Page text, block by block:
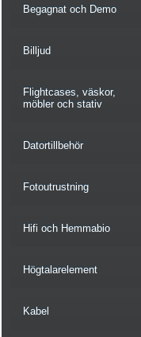
Begagnat och Demo
Billjud
Flightcases, väskor,
möbler och stativ
Datortillbehör
Fotoutrustning
Hifi och Hemmabio
Högtalarelement
Kabel